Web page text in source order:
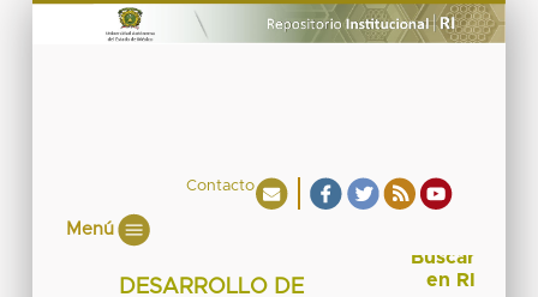
Contacto
Menú
DESARROLLO DE
Buscar
en RI